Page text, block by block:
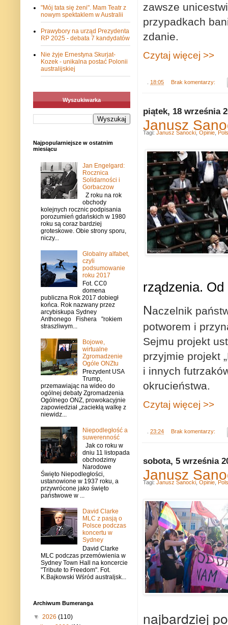
zawsze
przypadkach
zdanie.
Czytaj więcej >>
18:05 Brak komentarzy:
piątek, 18 września
Janusz
rządzenia.
Naczelnik
potworem i
Sejmu projekt
przyjmie projekt
i innych
okrucieństwa.
Czytaj więcej >>
. 23:24 Brak komentarzy:
Tagi: Janusz Sanocki Opinie
sobota, 5 września
Janusz
najbardziej
Tagi: Janusz Sanocki Opinie
"Mój tata się żeni". Mam Teatr z
nowym spektaklem w Australii
Prawybory na urząd Prezydenta
RP 2025 - debata 7 kandydatów
Nie żyje Ernestyna Skurjat-
Kozek - unikalna postać Polonii
australijskiej
Wyszukiwarka
Najpopularniejsze w ostatnim
miesiącu
Jan Engelgard:
Rocznica
Solidarności i
Gorbaczow
Z roku na rok
obchody
kolejnych rocznic podpisania
porozumień gdańskich w 1980
roku są coraz bardziej
groteskowe. Obie strony sporu,
niczy...
Globalny alfabet,
czyli
podsumowanie
roku 2017
Fot. CC0
domena
publiczna Rok 2017 dobiegł
końca. Rok nazwany przez
arcybiskupa Sydney
Anthonego Fishera "rokiem
straszliwym...
Bojowe,
wirtualne
Zgromadzenie
Ogóle ONZtu
Prezydent USA
Trump,
przemawiając na wideo do
ogólnej debaty Zgromadzenia
Ogólnego ONZ, prowokacyjnie
zapowiedział „zaciekłą walkę z
niewidz...
Niepodległość a
suwerenność
Jak co roku w
dniu 11 listopada
obchodzimy
Narodowe
Święto Niepodległości,
ustanowione w 1937 roku, a
przywrócone jako święto
państwowe w ...
David Clarke
MLC z pasją o
Polsce podczas
koncertu w
Sydney
David Clarke
MLC podczas przemówienia w
Sydney Town Hall na koncercie
"Tribute to Freedom". Fot.
K.Bajkowski Wśród australjsk...
Archiwum Bumeranga
▼ 2026 (110)